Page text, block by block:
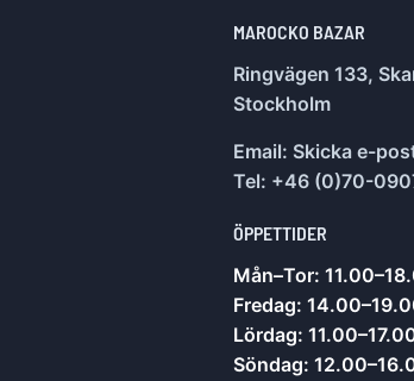
MAROCKO BAZAR
Ringvägen 133,
Stockholm
Email: Skicka e-
Tel: +46 (0)70-
ÖPPETTIDER
Mån–Tor:
Fredag:
Lördag:
Söndag: